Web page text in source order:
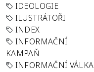
IDEOLOGIE
ILUSTRÁTOŘI
INDEX
INFORMAČNÍ
KAMPAŇ
INFORMAČNÍ VÁLKA